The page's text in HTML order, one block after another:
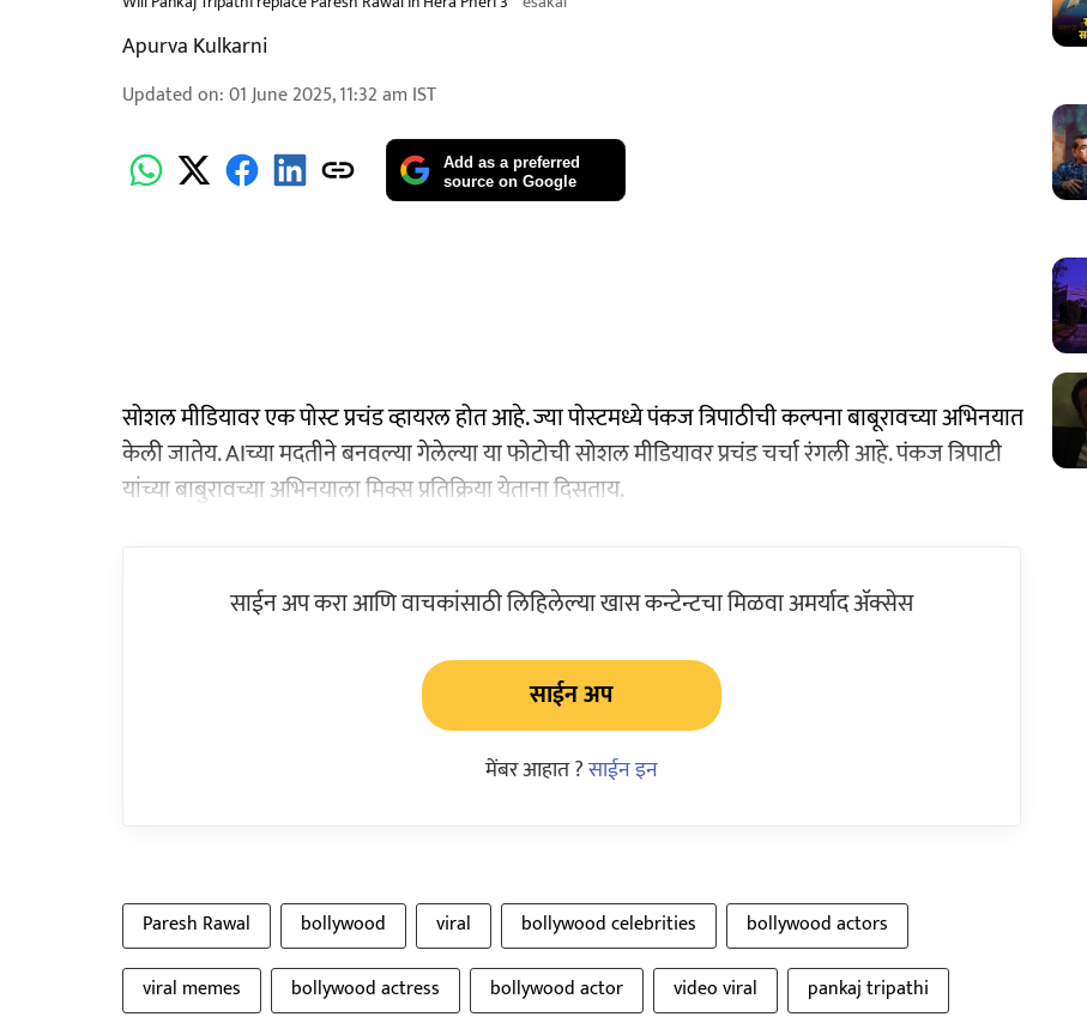
Apurva Kulkarni
Updated on:01 June 2025, 11:32 am IST
Add as a preferred
source on Google
सोशल मीडियावर एक पोस्ट प्रचंड व्हायरल होत आहे. ज्या पोस्टमध्ये पंकज त्रिपाठीची कल्पना बाबूरावच्या अभिनयात
केली जातेय. AIच्या मदतीने बनवल्या गेलेल्या या फोटोची सोशल मीडियावर प्रचंड चर्चा रंगली आहे. पंकज त्रिपाटी
यांच्या बाबुरावच्या अभिनयाला मिक्स प्रतिक्रिया येताना दिसताय.
साईन अप करा आणि वाचकांसाठी लिहिलेल्या खास कन्टेन्टचा मिळवा अमर्याद ॲक्सेस
साईन अप
मेंबर आहात ?साईन इन
Paresh Rawal bollywood viral bollywood celebrities
bollywood actors
viral memes
bollywood actress bollywood actor video viral
pankaj tripathi